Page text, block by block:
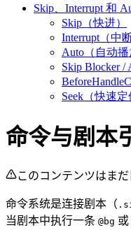
Skip、Interrupt 和
Skip（快进）
Interrupt（中断
Auto（自动播
Skip Blocker /
Seek（快速定
命令与剧本
このコンテンツはま
命令系统是连接剧本（
当剧本中执行一条 @bg 或